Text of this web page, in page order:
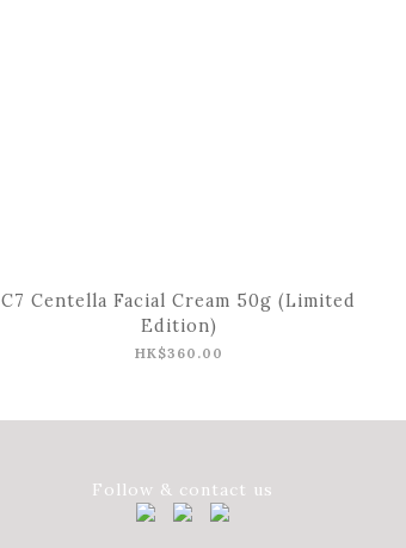
C7 Centella Facial Cream 50g (Limited
Edition)
HK$360.00
Follow & contact us